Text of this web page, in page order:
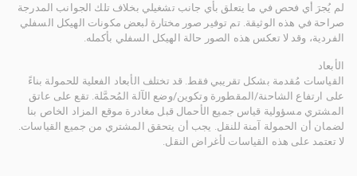
لم يُجرَ أي فحص في ما يتعلق بأي جانب تشغيلي بخلاف تلك الجوانب المدرجة
صراحة في هذه الوثيقة. تم توفير صور مختارة لبعض مكونات الهيكل السفلي
الفردية، وقد لا تعكس هذه الصور حالة الهيكل السفلي بأكمله.
الأبعاد
القياسات مُقدمة بشكل تقريبي فقط. قد تختلف الأبعاد الفعلية للحمولة بناءً
على ارتفاع الشاحنة/المقطورة وتكوين/وضع الآلة المُحمَّلة. تقع على عاتق
المشتري مسؤولية قياس جميع الأحمال قبل مغادرة موقع المزاد الخاص بنا
لضمان أن الحمولة آمنة للنقل. يجب أن يتحقق المشتري من جميع القياسات.
لا تعتمد على هذه القياسات لأغراض النقل.